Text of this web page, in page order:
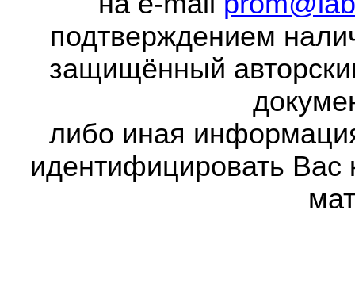
подтверждением
защищённый
либо иная
идентифицировать Вас